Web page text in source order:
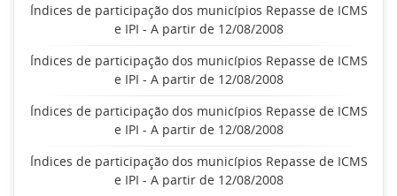
Índices de participação dos municípios Repasse de ICMS
e IPI - A partir de 12/08/2008
Índices de participação dos municípios Repasse de ICMS
e IPI - A partir de 12/08/2008
Índices de participação dos municípios Repasse de ICMS
e IPI - A partir de 12/08/2008
Índices de participação dos municípios Repasse de ICMS
e IPI - A partir de 12/08/2008